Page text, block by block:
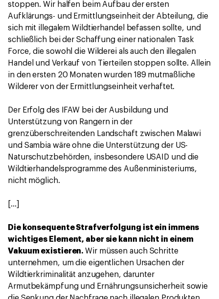
stoppen. Wir halfen beim Aufbau der ersten
Aufklärungs- und Ermittlungseinheit der Abteilung, die
sich mit illegalem Wildtierhandel befassen sollte, und
schließlich bei der Schaffung einer nationalen Task
Force, die sowohl die Wilderei als auch den illegalen
Handel und Verkauf von Tierteilen stoppen sollte. Allein
in den ersten 20 Monaten wurden 189 mutmaßliche
Wilderer von der Ermittlungseinheit verhaftet.
Der Erfolg des IFAW bei der Ausbildung und
Unterstützung von Rangern in der
grenzüberschreitenden Landschaft zwischen Malawi
und Sambia wäre ohne die Unterstützung der US-
Naturschutzbehörden, insbesondere USAID und die
Wildtierhandelsprogramme des Außenministeriums,
nicht möglich.
[…]
Die konsequente Strafverfolgung ist ein immens
wichtiges Element, aber sie kann nicht in einem
Vakuum existieren. Wir müssen auch Schritte
unternehmen, um die eigentlichen Ursachen der
Wildtierkriminalität anzugehen, darunter
Armutbekämpfung und Ernährungsunsicherheit sowie